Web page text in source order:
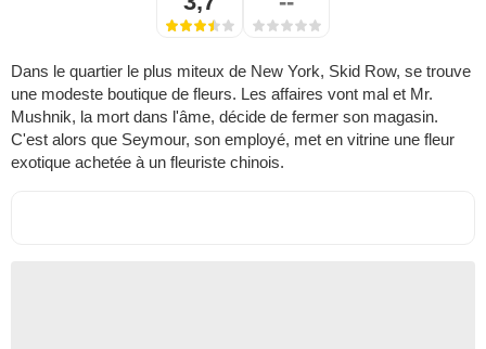
Dans le quartier le plus miteux de New York, Skid Row, se trouve
une modeste boutique de fleurs. Les affaires vont mal et Mr.
Mushnik, la mort dans l'âme, décide de fermer son magasin.
C'est alors que Seymour, son employé, met en vitrine une fleur
exotique achetée à un fleuriste chinois.